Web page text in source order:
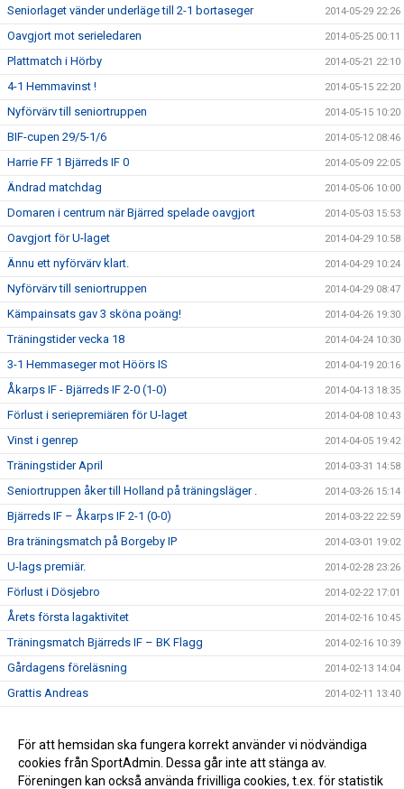
Seniorlaget vänder underläge till 2-1 bortaseger 2014-05-29 22:26
Oavgjort mot serieledaren 2014-05-25 00:11
Plattmatch i Hörby 2014-05-21 22:10
4-1 Hemmavinst ! 2014-05-15 22:20
Nyförvärv till seniortruppen 2014-05-15 10:20
BIF-cupen 29/5-1/6 2014-05-12 08:46
Harrie FF 1 Bjärreds IF 0 2014-05-09 22:05
Ändrad matchdag 2014-05-06 10:00
Domaren i centrum när Bjärred spelade oavgjort 2014-05-03 15:53
Oavgjort för U-laget 2014-04-29 10:58
Ännu ett nyförvärv klart. 2014-04-29 10:24
Nyförvärv till seniortruppen 2014-04-29 08:47
Kämpainsats gav 3 sköna poäng! 2014-04-26 19:30
Träningstider vecka 18 2014-04-24 10:30
3-1 Hemmaseger mot Höörs IS 2014-04-19 20:16
Åkarps IF - Bjärreds IF 2-0 (1-0) 2014-04-13 18:35
Förlust i seriepremiären för U-laget 2014-04-08 10:43
Vinst i genrep 2014-04-05 19:42
Träningstider April 2014-03-31 14:58
Seniortruppen åker till Holland på träningsläger . 2014-03-26 15:14
Bjärreds IF – Åkarps IF 2-1 (0-0) 2014-03-22 22:59
Bra träningsmatch på Borgeby IP 2014-03-01 19:02
U-lags premiär. 2014-02-28 23:26
Förlust i Dösjebro 2014-02-22 17:01
Årets första lagaktivitet 2014-02-16 10:45
Träningsmatch Bjärreds IF – BK Flagg 2014-02-16 10:39
Gårdagens föreläsning 2014-02-13 14:04
Grattis Andreas 2014-02-11 13:40
Spelprogram div 4 västra 2014-02-04 12:39
Lottningen till EMEK-cupen klar 2014-01-17 11:35
För att hemsidan ska fungera korrekt använder vi nödvändiga
cookies från SportAdmin. Dessa går inte att stänga av.
Föreningen kan också använda frivilliga cookies, t.ex. för statistik